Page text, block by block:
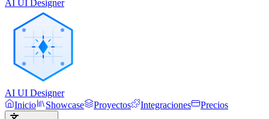
AI UI Designer
AI UI Designer
Inicio
Showcase Proyectos Integraciones Precios